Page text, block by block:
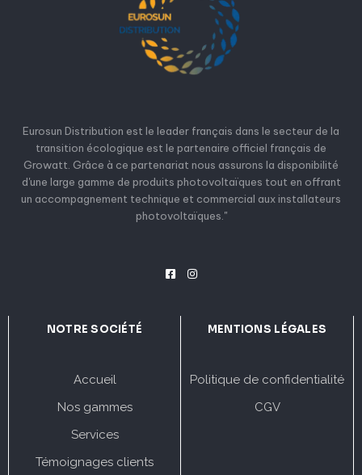
Eurosun Distribution est le leader français dans le secteur de la
transition écologique est le partenaire officiel français de
Growatt. Grâce à ce partenariat nous assurons la disponibilité
d'une large gamme de produits photovoltaïques tout en offrant
un accompagnement technique et commercial aux installateurs
photovoltaïques."
NOTRE SOCIÉTÉ
Accueil
Nos gammes
Services
Témoignages clients
MENTIONS LÉGALES
Politique de confidentialité
CGV